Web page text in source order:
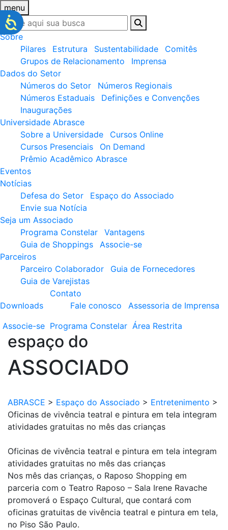
menu
Sobre
Pilares
Estrutura Sustentabilidade
Comitês
Grupos de Relacionamento
Imprensa
Dados do Setor
Números do Setor
Números Regionais
Números Estaduais
Definições e Convenções
Inaugurações
Universidade Abrasce
Sobre a Universidade
Cursos Online
Cursos Presenciais
On Demand
Prêmio Acadêmico Abrasce
Eventos
Notícias
Defesa do Setor
Espaço do Associado
Envie sua Notícia
Seja um Associado
Programa Constelar
Vantagens
Guia de Shoppings
Associe-se
Parceiros
Parceiro Colaborador
Guia de Fornecedores
Guia de Varejistas
Downloads
Contato
Fale conosco
Assessoria de Imprensa
Associe-se Programa Constelar Área Restrita
espaço do
ASSOCIADO
ABRASCE > Espaço do Associado > Entretenimento >
Oficinas de vivência teatral e pintura em tela integram
atividades gratuitas no mês das crianças
Oficinas de vivência teatral e pintura em tela integram
atividades gratuitas no mês das crianças
Nos mês das crianças, o Raposo Shopping em
parceria com o Teatro Raposo – Sala Irene Ravache
promoverá o Espaço Cultural, que contará com
oficinas gratuitas de vivência teatral e pintura em tela,
no Piso São Paulo.